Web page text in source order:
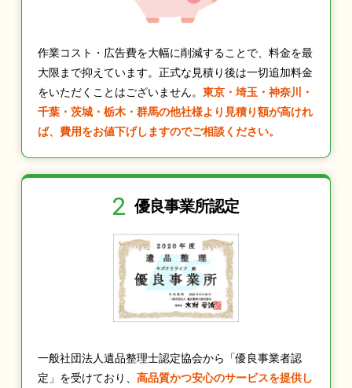
作業コスト・広告費を大幅に削減することで、料金を最
大限まで抑えています。正式な見積り後は一切追加料金
をいただくことはございません。 東京・埼玉・神奈川・
千葉・茨城・栃木・群馬の他社様より見積り額が高けれ
ば、費用をお値下げしますのでご相談ください。
2 優良事業所認定
一般社団法人遺品整理士認定協会から「優良事業者認
定」を受けており、 高品質かつ安心のサービスを提供し